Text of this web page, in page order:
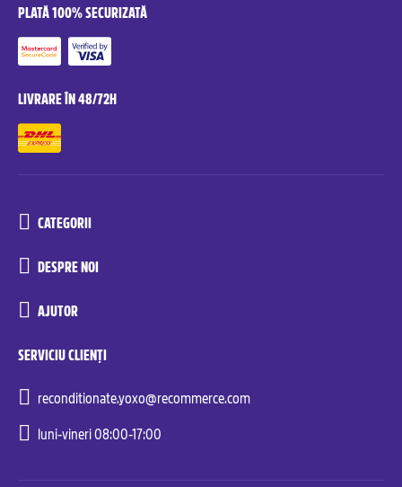
PLATĂ 100% SECURIZATĂ
LIVRARE ÎN 48/72H
CATEGORII
DESPRE NOI
AJUTOR
SERVICIU CLIENȚI
reconditionate.yoxo@recommerce.com
luni-vineri 08:00-17:00